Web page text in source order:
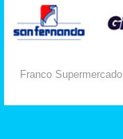
Franco Supermercado